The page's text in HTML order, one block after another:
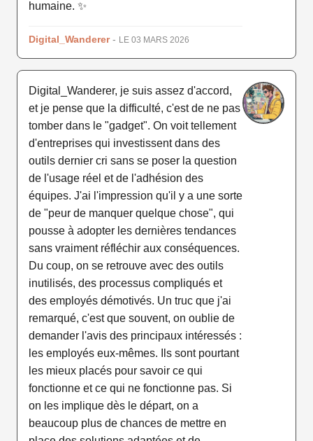
humaine. ✨
Digital_Wanderer- LE 03 MARS 2026
Digital_Wanderer, je suis assez d'accord,
et je pense que la difficulté, c'est de ne pas
tomber dans le "gadget". On voit tellement
d'entreprises qui investissent dans des
outils dernier cri sans se poser la question
de l'usage réel et de l'adhésion des
équipes. J'ai l'impression qu'il y a une sorte
de "peur de manquer quelque chose", qui
pousse à adopter les dernières tendances
sans vraiment réfléchir aux conséquences.
Du coup, on se retrouve avec des outils
inutilisés, des processus compliqués et
des employés démotivés. Un truc que j'ai
remarqué, c'est que souvent, on oublie de
demander l'avis des principaux intéressés :
les employés eux-mêmes. Ils sont pourtant
les mieux placés pour savoir ce qui
fonctionne et ce qui ne fonctionne pas. Si
on les implique dès le départ, on a
beaucoup plus de chances de mettre en